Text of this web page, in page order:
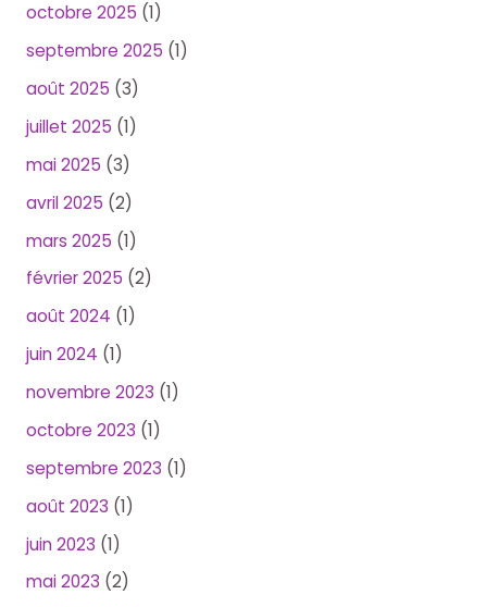
octobre 2025 (1)
septembre 2025 (1)
août 2025 (3)
juillet 2025 (1)
mai 2025 (3)
avril 2025 (2)
mars 2025 (1)
février 2025 (2)
août 2024 (1)
juin 2024 (1)
novembre 2023 (1)
octobre 2023 (1)
septembre 2023 (1)
août 2023 (1)
juin 2023 (1)
mai 2023 (2)